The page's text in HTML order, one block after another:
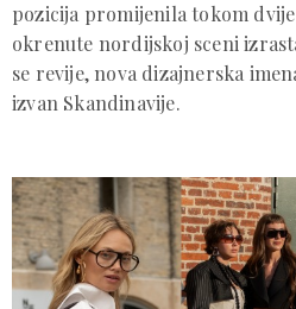
pozicija promijenila tokom
okrenute nordijskoj sceni
se revije, nova dizajnerska
izvan Skandinavije.